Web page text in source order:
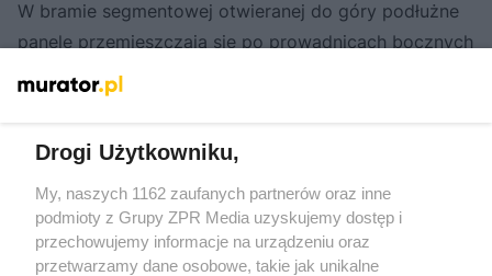
W bramie segmentowej otwieranej do góry podłużne
panele przemieszczają się po prowadnicach bocznych
i zatrzymują się na szynach zamocowanych do sufitu.
Nad otworem muszą się zmieścić szyny, płaszcz
zwijają się natomiast na bęben, podobnie jak żaluzje.
Przeczytaj również:Bezpieczna brama garażowa:
bezpieczeństwo użytkowania bramy
Drogi Użytkowniku,
My, naszych 1162 zaufanych partnerów oraz inne
podmioty z Grupy ZPR Media uzyskujemy dostęp i
przechowujemy informacje na urządzeniu oraz
przetwarzamy dane osobowe, takie jak unikalne